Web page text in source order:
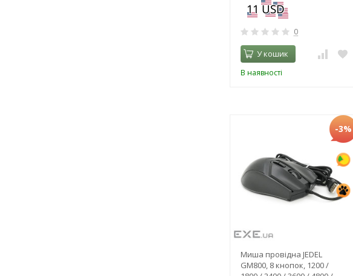
0
У кошик
В наявності
-3%
Миша провідна JEDEL
GM800, 8 кнопок, 1200 /